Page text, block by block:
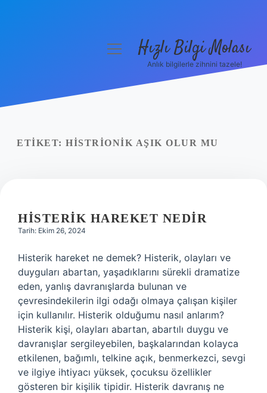
Yasal Uyarı
menüyüHızlı Bilgi Molası
Anlık bilgilerle zihnini tazele!
ETIKET: HISTRIONIK AŞIK OLUR MU
HISTERIK HAREKET NEDIR
Tarih: Ekim 26, 2024
Histerik hareket ne demek? Histerik, olayları ve
duyguları abartan, yaşadıklarını sürekli dramatize
eden, yanlış davranışlarda bulunan ve
çevresindekilerin ilgi odağı olmaya çalışan kişiler
için kullanılır. Histerik olduğumu nasıl anlarım?
Histerik kişi, olayları abartan, abartılı duygu ve
davranışlar sergileyebilen, başkalarından kolayca
etkilenen, bağımlı, telkine açık, benmerkezci, sevgi
ve ilgiye ihtiyacı yüksek, çocuksu özellikler
gösteren bir kişilik tipidir. Histerik davranış ne